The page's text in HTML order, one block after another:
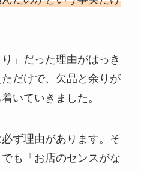
」だった理由がはっき
だけで、欠品と余りが
いていきました。
ず理由があります。そ
も「お店のセンスがな